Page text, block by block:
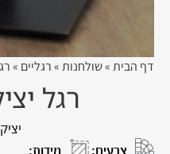
דף הבית»שולחנות»רגליים »
רגל
צבעים:
מידות: